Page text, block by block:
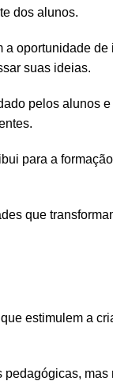
dos alunos.
oportunidade
suas ideias.
pelos alunos
para a
que
estimulem a